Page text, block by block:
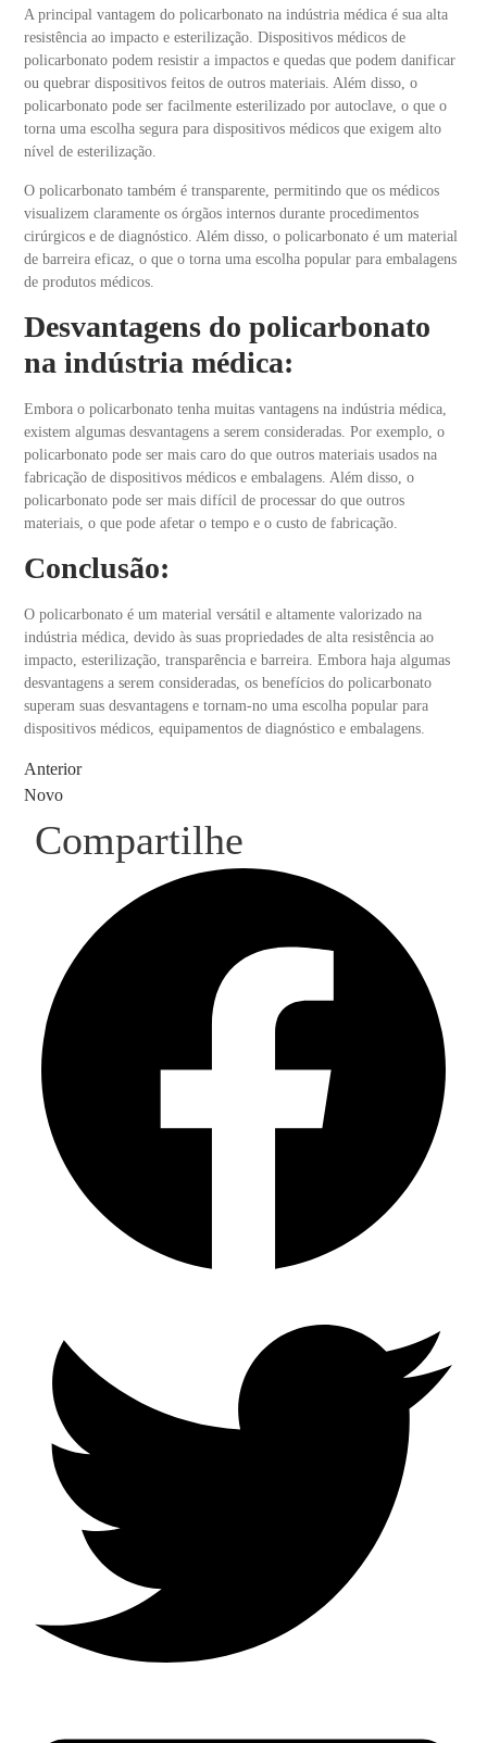
A principal vantagem do policarbonato na indústria médica é sua alta
resistência ao impacto e esterilização. Dispositivos médicos de
policarbonato podem resistir a impactos e quedas que podem danificar
ou quebrar dispositivos feitos de outros materiais. Além disso, o
policarbonato pode ser facilmente esterilizado por autoclave, o que o
torna uma escolha segura para dispositivos médicos que exigem alto
nível de esterilização.
O policarbonato também é transparente, permitindo que os médicos
visualizem claramente os órgãos internos durante procedimentos
cirúrgicos e de diagnóstico. Além disso, o policarbonato é um material
de barreira eficaz, o que o torna uma escolha popular para embalagens
de produtos médicos.
Desvantagens do policarbonato
na indústria médica:
Embora o policarbonato tenha muitas vantagens na indústria médica,
existem algumas desvantagens a serem consideradas. Por exemplo, o
policarbonato pode ser mais caro do que outros materiais usados na
fabricação de dispositivos médicos e embalagens. Além disso, o
policarbonato pode ser mais difícil de processar do que outros
materiais, o que pode afetar o tempo e o custo de fabricação.
Conclusão:
O policarbonato é um material versátil e altamente valorizado na
indústria médica, devido às suas propriedades de alta resistência ao
impacto, esterilização, transparência e barreira. Embora haja algumas
desvantagens a serem consideradas, os benefícios do policarbonato
superam suas desvantagens e tornam-no uma escolha popular para
dispositivos médicos, equipamentos de diagnóstico e embalagens.
Anterior
Novo
Compartilhe